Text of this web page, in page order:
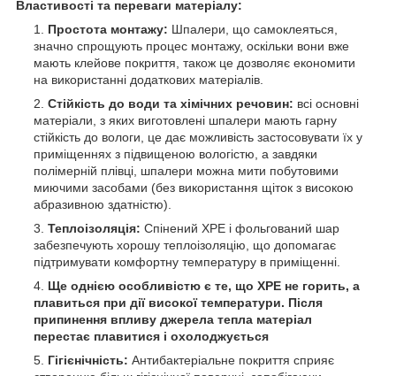
Властивості та переваги матеріалу:
Простота монтажу: Шпалери, що самоклеяться,
значно спрощують процес монтажу, оскільки вони вже
мають клейове покриття, також це дозволяє економити
на використанні додаткових матеріалів.
Стійкість до води та хімічних речовин: всі основні
матеріали, з яких виготовлені шпалери мають гарну
стійкість до вологи, це дає можливість застосовувати їх у
приміщеннях з підвищеною вологістю, а завдяки
полімерній плівці, шпалери можна мити побутовими
миючими засобами (без використання щіток з високою
абразивною здатністю).
Теплоізоляція: Спінений ХРЕ і фольгований шар
забезпечують хорошу теплоізоляцію, що допомагає
підтримувати комфортну температуру в приміщенні.
Ще однією особливістю є те, що ХРЕ не горить, а
плавиться при дії високої температури. Після
припинення впливу джерела тепла матеріал
перестає плавитися і охолоджується
Гігієнічність: Антибактеріальне покриття сприяє